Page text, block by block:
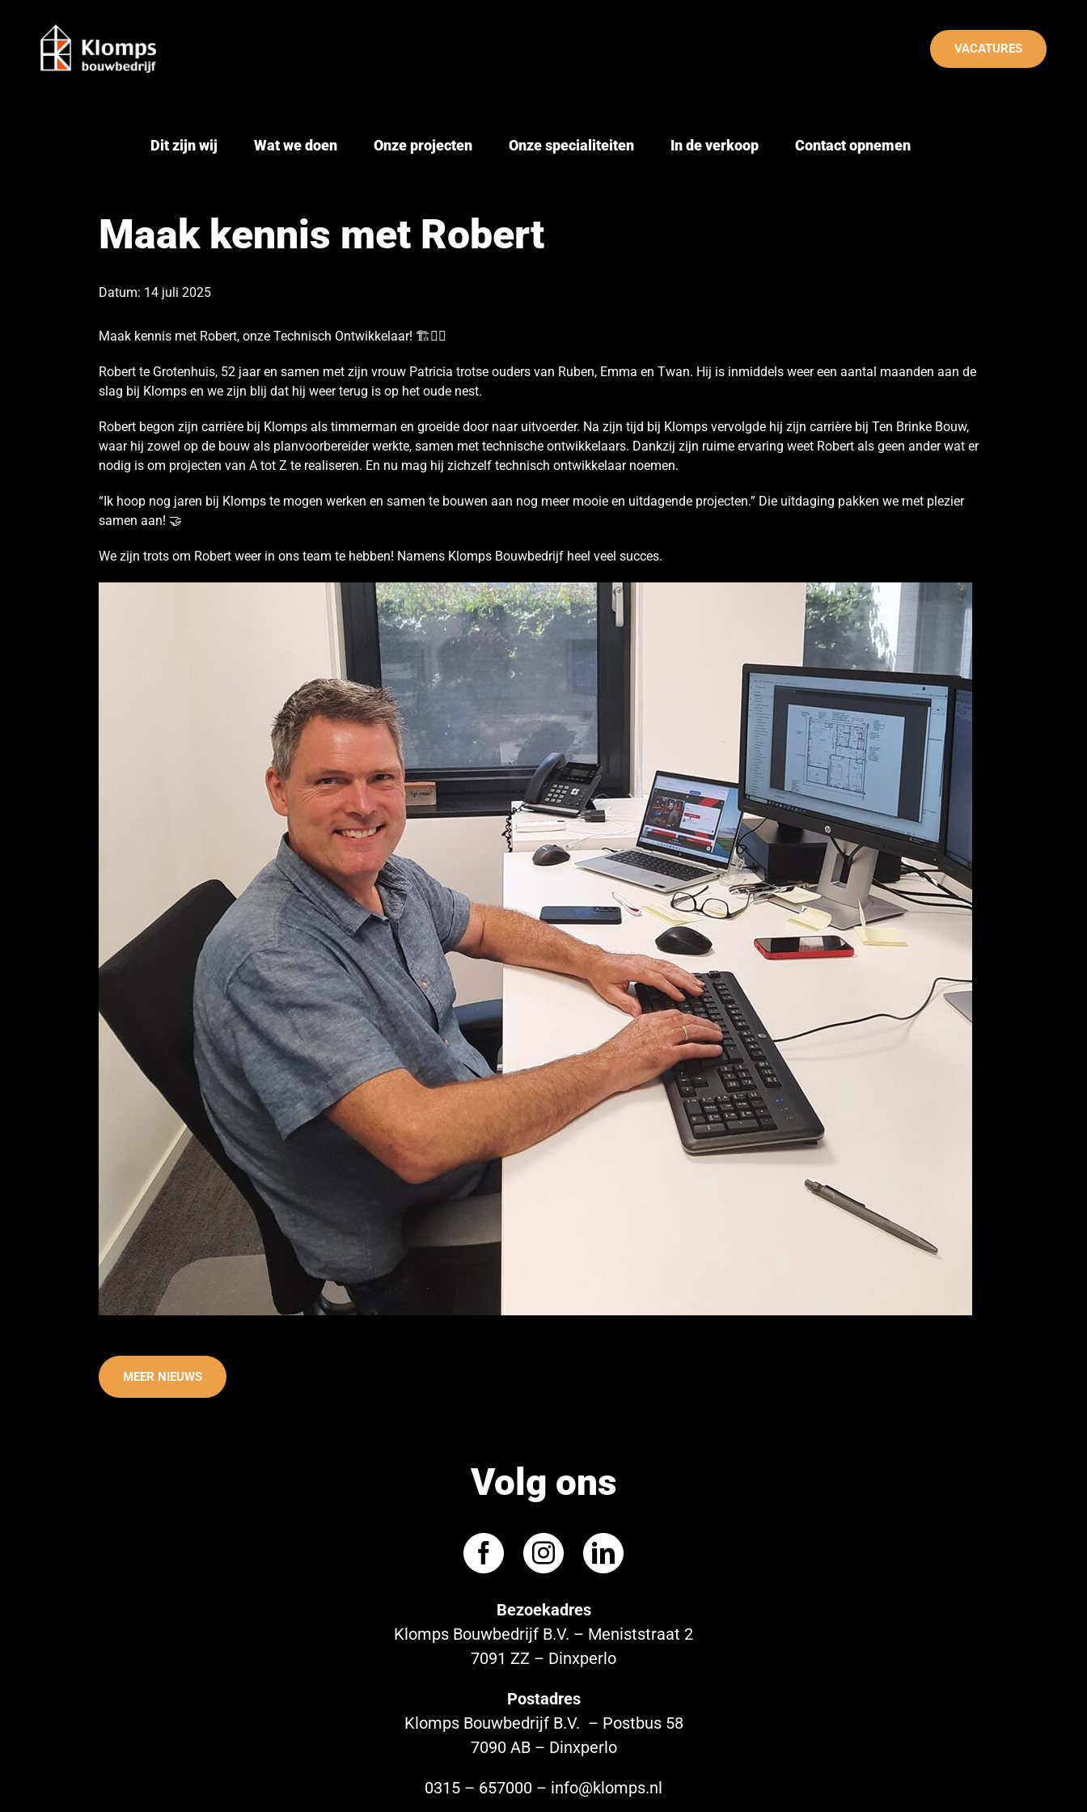
VACATURES
Dit zijn wij Wat we doen Onze projecten Onze specialiteiten In de verkoop Contact opnemen
Maak kennis met Robert
Datum: 14 juli 2025
Maak kennis met Robert, onze Technisch Ontwikkelaar! 🏗️👷‍♂️
Robert te Grotenhuis, 52 jaar en samen met zijn vrouw Patricia trotse ouders van Ruben, Emma en Twan. Hij is inmiddels weer een aantal maanden aan de
slag bij Klomps en we zijn blij dat hij weer terug is op het oude nest.
Robert begon zijn carrière bij Klomps als timmerman en groeide door naar uitvoerder. Na zijn tijd bij Klomps vervolgde hij zijn carrière bij Ten Brinke Bouw,
waar hij zowel op de bouw als planvoorbereider werkte, samen met technische ontwikkelaars. Dankzij zijn ruime ervaring weet Robert als geen ander wat er
nodig is om projecten van A tot Z te realiseren. En nu mag hij zichzelf technisch ontwikkelaar noemen.
“Ik hoop nog jaren bij Klomps te mogen werken en samen te bouwen aan nog meer mooie en uitdagende projecten.” Die uitdaging pakken we met plezier
samen aan! 🤝
We zijn trots om Robert weer in ons team te hebben! Namens Klomps Bouwbedrijf heel veel succes.
MEER NIEUWS
Volg ons
Bezoekadres
Klomps Bouwbedrijf B.V. – Meniststraat 2
7091 ZZ – Dinxperlo
Postadres
Klomps Bouwbedrijf B.V. – Postbus 58
7090 AB – Dinxperlo
0315 – 657000 – info@klomps.nl